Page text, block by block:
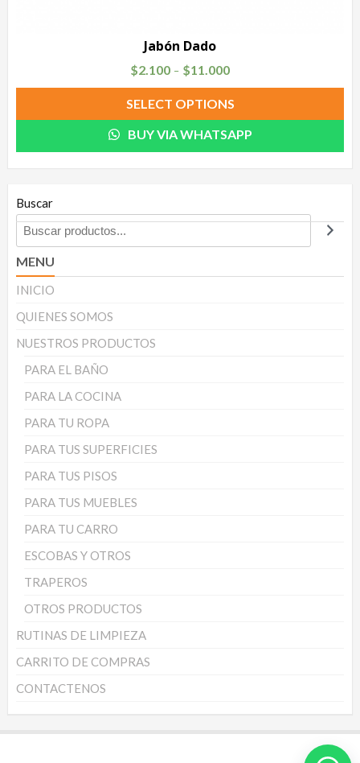
Jabón Dado
$2.100 – $11.000
SELECT OPTIONS
BUY VIA WHATSAPP
Buscar
MENU
INICIO
QUIENES SOMOS
NUESTROS PRODUCTOS
PARA EL BAÑO
PARA LA COCINA
PARA TU ROPA
PARA TUS SUPERFICIES
PARA TUS PISOS
PARA TUS MUEBLES
PARA TU CARRO
ESCOBAS Y OTROS
TRAPEROS
OTROS PRODUCTOS
RUTINAS DE LIMPIEZA
CARRITO DE COMPRAS
CONTACTENOS